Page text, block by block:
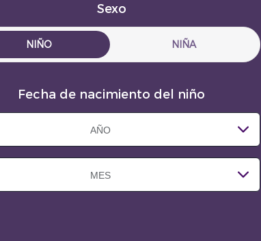
Sexo
NIÑO NIÑA
Fecha de nacimiento del niño
AÑO
MES